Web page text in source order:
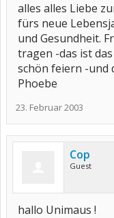
alles alles Liebe
fürs neue
und Gesundheit.
tragen -das ist
schön feiern -und
Phoebe
23. Februar 2003
Cop
Guest
hallo Unimaus !